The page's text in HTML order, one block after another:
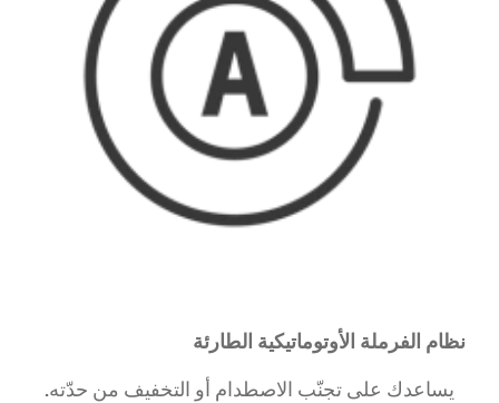
نظام الفرملة الأوتوماتيكية الطارئة
​يساعدك على تجنّب الاصطدام أو التخفيف من حدّته.